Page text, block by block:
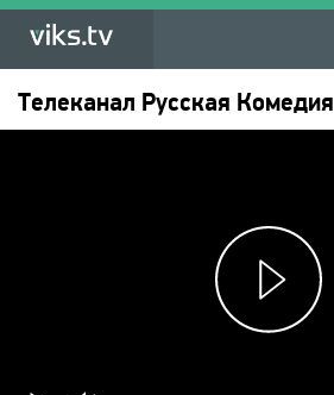
Телеканал Русская Комедия